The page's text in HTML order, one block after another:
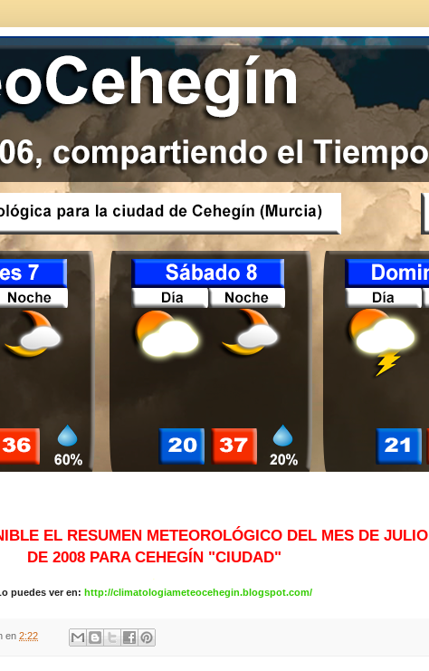
EL RESUMEN METEOROLÓGICO DEL MES DE JULIO
DE 2008 PARA CEHEGÍN "CIUDAD"
.
puedes ver en: http://climatologiameteocehegin.blogspot.com/
en 2:22